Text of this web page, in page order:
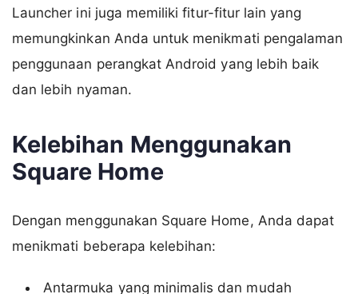
Launcher ini juga memiliki fitur-fitur lain yang
memungkinkan Anda untuk menikmati pengalaman
penggunaan perangkat Android yang lebih baik
dan lebih nyaman.
Kelebihan Menggunakan
Square Home
Dengan menggunakan Square Home, Anda dapat
menikmati beberapa kelebihan:
Antarmuka yang minimalis dan mudah